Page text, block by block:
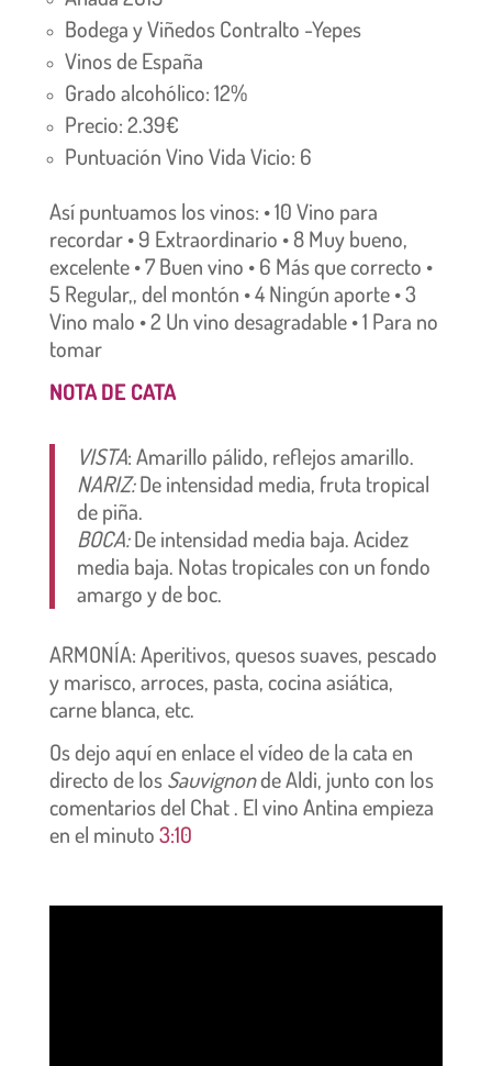
Bodega y Viñedos Contralto -Yepes
Vinos de España
Grado alcohólico: 12%
Precio: 2.39€
Puntuación Vino Vida Vicio: 6
Así puntuamos los vinos: • 10 Vino para
recordar • 9 Extraordinario • 8 Muy bueno,
excelente • 7 Buen vino • 6 Más que correcto •
5 Regular,, del montón • 4 Ningún aporte • 3
Vino malo • 2 Un vino desagradable • 1 Para no
tomar
NOTA DE CATA
VISTA: Amarillo pálido, reflejos amarillo.
NARIZ:De intensidad media, fruta tropical
de piña.
BOCA:De intensidad media baja. Acidez
media baja. Notas tropicales con un fondo
amargo y de boc.
ARMONÍA: Aperitivos, quesos suaves, pescado
y marisco, arroces, pasta, cocina asiática,
carne blanca, etc.
Os dejo aquí en enlace el vídeo de la cata en
directo de losSauvignonde Aldi, junto con los
comentarios del Chat . El vino Antina empieza
en el minuto3:10